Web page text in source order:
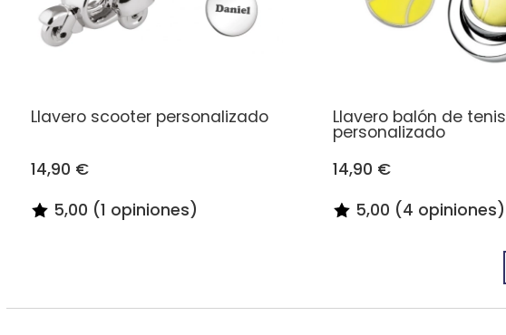
Llavero scooter personalizado
14,90 €
5,00 (1 opiniones)
Llavero balón de tenis
personalizado
14,90 €
5,00 (4 opiniones)